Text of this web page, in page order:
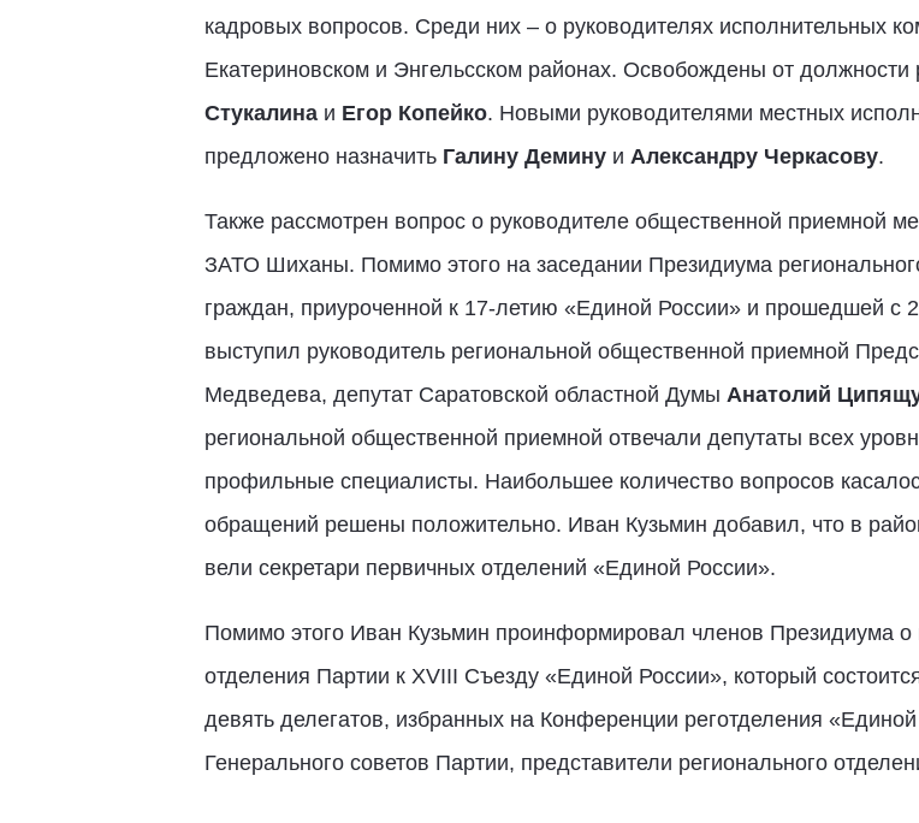
кадровых вопросов. Среди них – о руководителях исполнительных
Екатериновском и Энгельсском районах. Освобождены от
Стукалинаи Егор Копейко. Новыми руководителями местных
предложено назначить Галину Демину и Александру Черкасову.
Также рассмотрен вопрос о руководителе общественной приемной
ЗАТО Шиханы. Помимо этого на заседании Президиума
граждан, приуроченной к 17-летию «Единой России» и прошедшей с
выступил руководитель региональной общественной приемной
Медведева, депутат Саратовской областной Думы Анатолий
региональной общественной приемной отвечали депутаты всех
профильные специалисты. Наибольшее количество вопросов
обращений решены положительно. Иван Кузьмин добавил, что в
вели секретари первичных отделений «Единой России».
Помимо этого Иван Кузьмин проинформировал членов Президиума о
отделения Партии к XVIII Съезду «Единой России», который
девять делегатов, избранных на Конференции реготделения
Генерального советов Партии, представители регионального